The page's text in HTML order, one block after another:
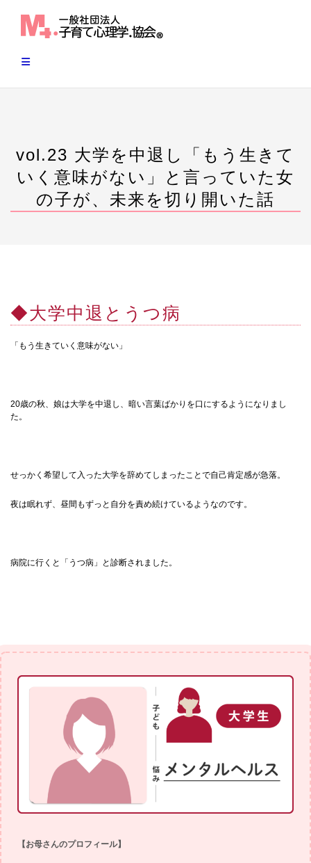
vol.23 大学を中退し「もう生きて
いく意味がない」と言っていた女
の子が、未来を切り開いた話
◆大学中退とうつ病
「もう生きていく意味がない」
20歳の秋、娘は大学を中退し、暗い言葉ばかりを口にするようになりまし
た。
せっかく希望して入った大学を辞めてしまったことで自己肯定感が急落。
夜は眠れず、昼間もずっと自分を責め続けているようなのです。
病院に行くと「うつ病」と診断されました。
【お母さんのプロフィール】